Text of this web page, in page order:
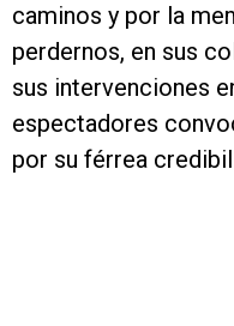
caminos y por la
perdernos, en sus
sus intervenciones
espectadores
por su férrea